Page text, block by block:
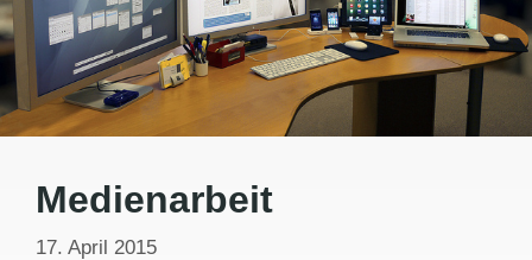
Medienarbeit
17. April 2015